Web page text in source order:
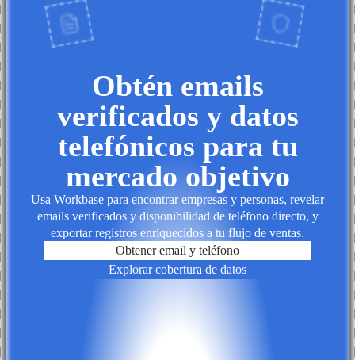
Obtén emails
verificados y datos
telefónicos para tu
mercado objetivo
Usa Workbase para encontrar empresas y personas, revelar
emails verificados y disponibilidad de teléfono directo, y
exportar registros enriquecidos a tu flujo de ventas.
Obtener email y teléfono
Explorar cobertura de datos